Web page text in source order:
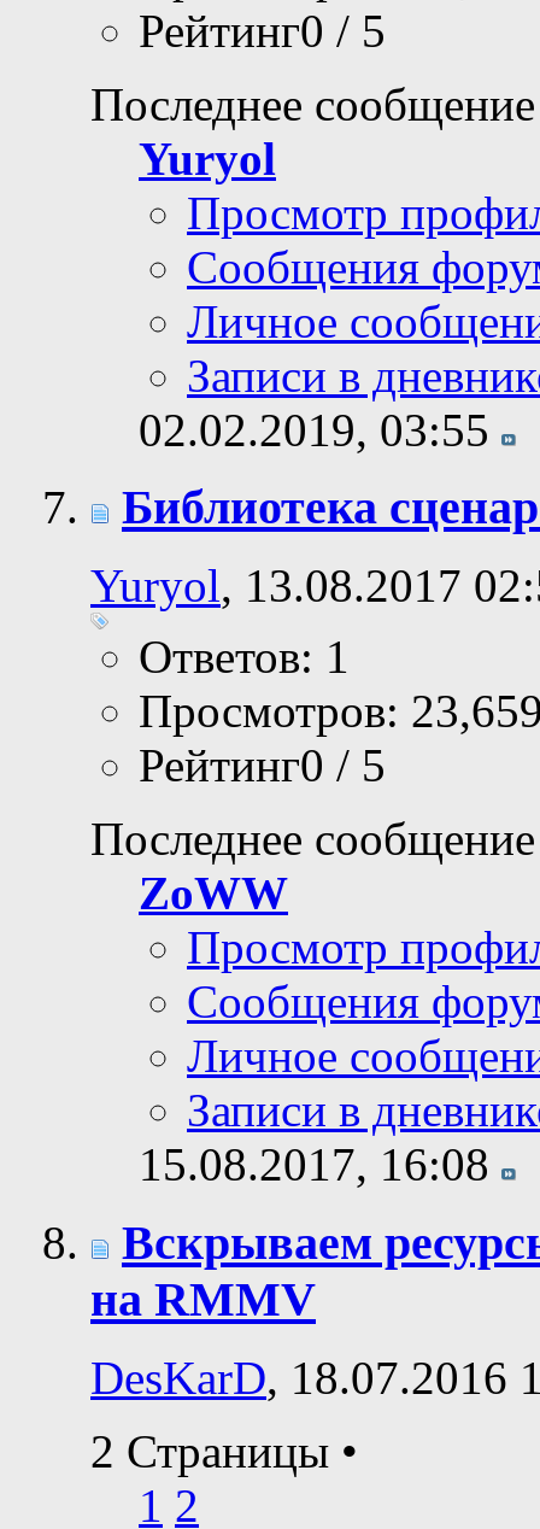
Рейтинг0 / 5
Последнее
Yuryol
Просмотр
Сообщения
Личное
Записи в
02.02.2019, 03:55
Библиотека
Yuryol, 13.08.2017
Ответов: 1
Просмотров:
Рейтинг0 / 5
Последнее
ZoWW
Просмотр
Сообщения
Личное
Записи в
15.08.2017, 16:08
Вскрываем
на RMMV
DesKarD, 18.07.2016
2 Страницы •
1 2